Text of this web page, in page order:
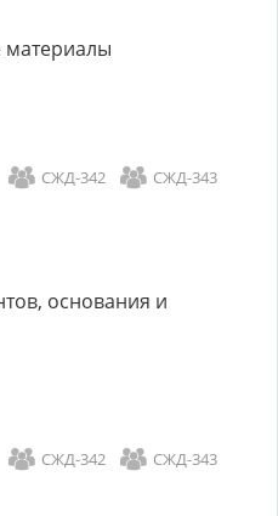
материалы
СЖД-342 СЖД-343
основания и
СЖД-342 СЖД-343